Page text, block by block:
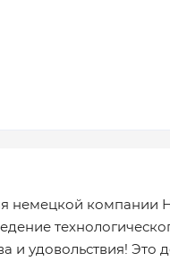
немецкой компании
и удовольствия! Это